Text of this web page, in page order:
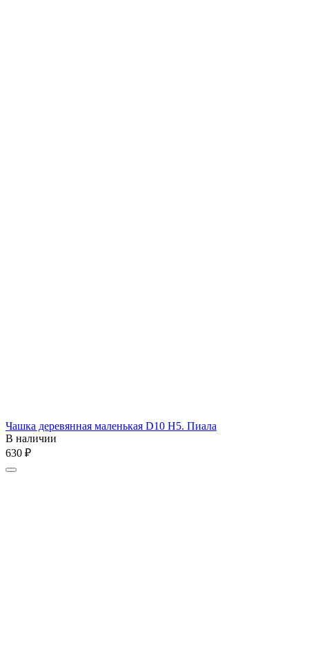
Чашка деревянная маленькая D10 H5. Пиала
В наличии
‍630‍ ₽